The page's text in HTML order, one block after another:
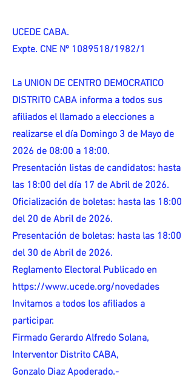
UCEDE CABA.
Expte. CNE Nº 1089518/1982/1
La UNION DE CENTRO DEMOCRATICO
DISTRITO CABA informa a todos sus
afiliados el llamado a elecciones a
realizarse el día Domingo 3 de Mayo de
2026 de 08:00 a 18:00.
Presentación listas de candidatos: hasta
las 18:00 del día 17 de Abril de 2026.
Oficialización de boletas: hasta las 18:00
del 20 de Abril de 2026.
Presentación de boletas: hasta las 18:00
del 30 de Abril de 2026.
Reglamento Electoral Publicado en
https://www.ucede.org/novedades
Invitamos a todos los afiliados a
participar.
Firmado Gerardo Alfredo Solana,
Interventor Distrito CABA,
Gonzalo Diaz Apoderado.-